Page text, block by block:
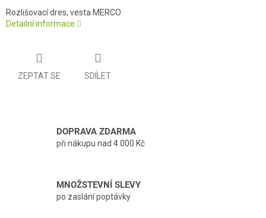
Rozlišovací dres, vesta MERCO
Detailní informace
ZEPTAT SE SDÍLET
DOPRAVA ZDARMA
při nákupu nad 4 000 Kč
MNOŽSTEVNÍ SLEVY
po zaslání poptávky